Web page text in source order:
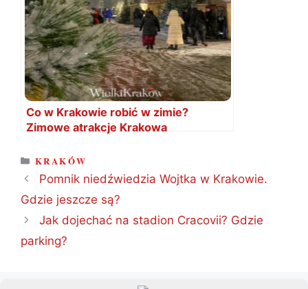
Co w Krakowie robić w zimie?
Zimowe atrakcje Krakowa
KATEGORIE
KRAKÓW
Pomnik niedźwiedzia Wojtka w Krakowie.
Gdzie jeszcze są?
Jak dojechać na stadion Cracovii? Gdzie
parking?